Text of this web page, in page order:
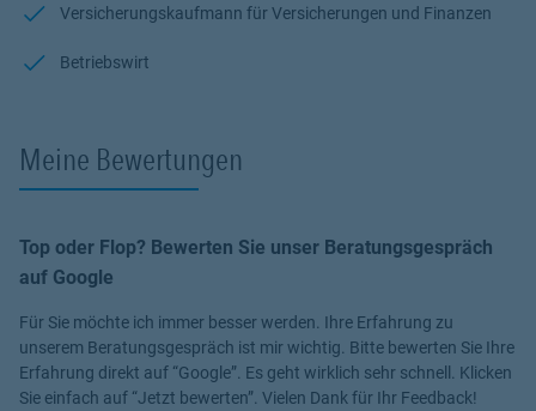
Versicherungskaufmann für Versicherungen und Finanzen
Betriebswirt
Meine Bewertungen
Top oder Flop? Bewerten Sie unser Beratungsgespräch
auf Google
Für Sie möchte ich immer besser werden. Ihre Erfahrung zu
unserem Beratungsgespräch ist mir wichtig. Bitte bewerten Sie Ihre
Erfahrung direkt auf “Google”. Es geht wirklich sehr schnell. Klicken
Sie einfach auf “Jetzt bewerten”. Vielen Dank für Ihr Feedback!